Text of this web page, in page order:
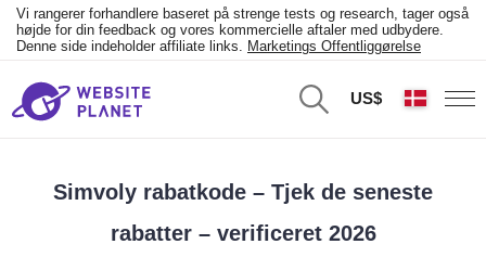
Vi rangerer forhandlere baseret på strenge tests og research, tager også
højde for din feedback og vores kommercielle aftaler med udbydere.
Denne side indeholder affiliate links. Marketings Offentliggørelse
US$
Simvoly rabatkode – Tjek de seneste
rabatter – verificeret 2026